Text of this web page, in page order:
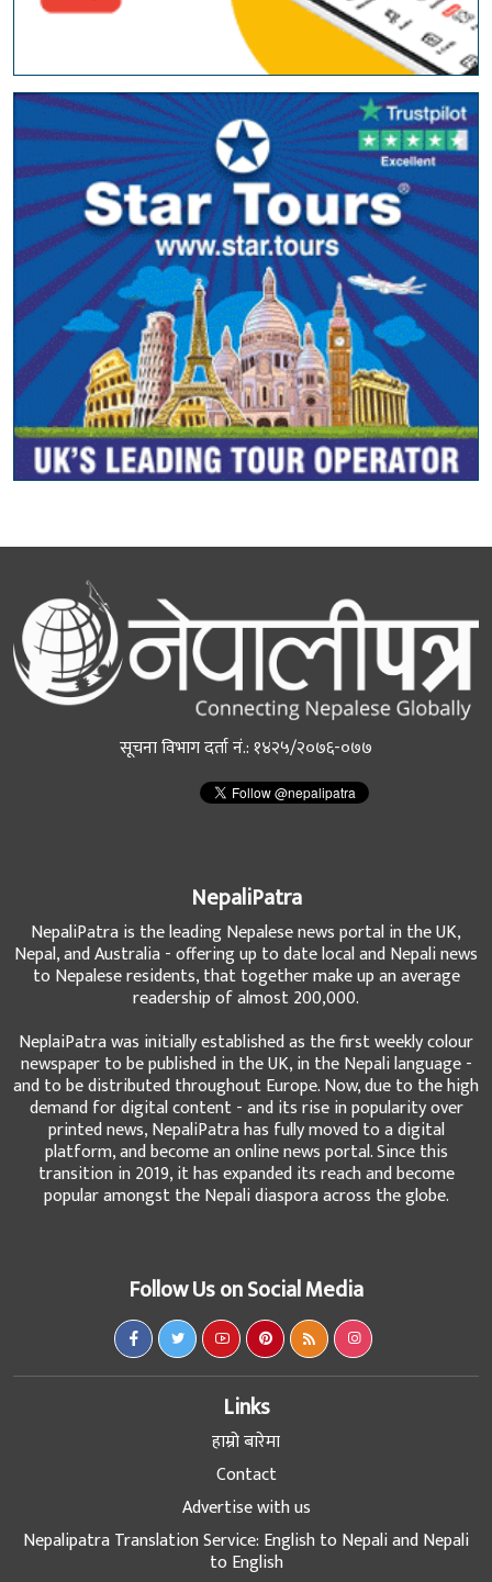
सूचना विभाग दर्ता नं.: १४२५/२०७६-०७७
NepaliPatra
NepaliPatra is the leading Nepalese news portal in the UK,
Nepal, and Australia - offering up to date local and Nepali news
to Nepalese residents, that together make up an average
readership of almost 200,000.
NeplaiPatra was initially established as the first weekly colour
newspaper to be published in the UK, in the Nepali language -
and to be distributed throughout Europe. Now, due to the high
demand for digital content - and its rise in popularity over
printed news, NepaliPatra has fully moved to a digital
platform, and become an online news portal. Since this
transition in 2019, it has expanded its reach and become
popular amongst the Nepali diaspora across the globe.
Follow Us on Social Media
Links
हाम्रो बारेमा
Contact
Advertise with us
Nepalipatra Translation Service: English to Nepali and Nepali
to English